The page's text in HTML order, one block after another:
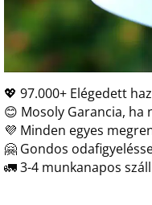
💖 97.000+ Elégedett
😊 Mosoly Garancia, ha
💜 Minden egyes
🤗 Gondos
🚛 3-4 munkanapos